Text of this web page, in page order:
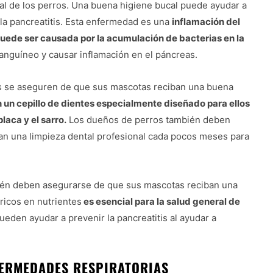
de los perros. Una buena higiene bucal puede ayudar a
pancreatitis. Esta enfermedad es una inflamación del
ser causada por la acumulación de bacterias en la
y causar inflamación en el páncreas.
aseguren de que sus mascotas reciban una buena
un cepillo de dientes especialmente diseñado para ellos
y el sarro. Los dueños de perros también deben
una limpieza dental profesional cada pocos meses para
deben asegurarse de que sus mascotas reciban una
en nutrientes es esencial para la salud general de
ayudar a prevenir la pancreatitis al ayudar a
RESPIRATORIAS